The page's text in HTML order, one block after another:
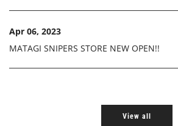
Apr 06, 2023
MATAGI SNIPERS STORE NEW OPEN!!
View all